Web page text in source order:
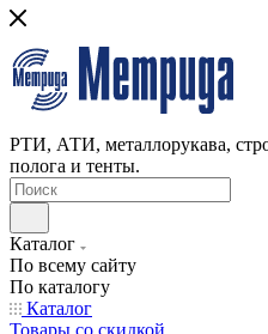
РТИ, АТИ, металлорукава,
полога и тенты.
Каталог
По всему сайту
По каталогу
Каталог
Товары со скидкой